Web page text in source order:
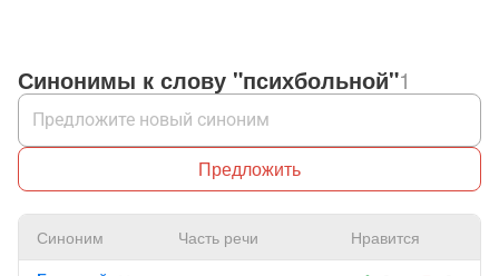
Синонимы к слову "психбольной"1
Предложить
Синоним Часть речи Нравится